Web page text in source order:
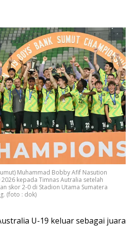
Muhammad Bobby Afif Nasution
2026 kepada Timnas Autralia setelah
skor 2-0 di Stadion Utama Sumatera
(foto : dok)
U-19 keluar sebagai juara